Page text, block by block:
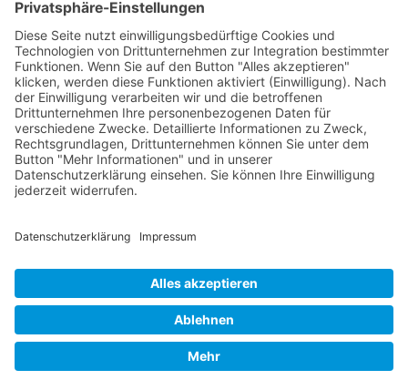
August 2026
Mo Di Mi Do Fr Sa
So
31 27 28 29 30 31 1
32 3 4 5 6 7 8
9
3310 11 12 13 14
3417 18
3631 1 2
© 2026 Basketball Regionalliga Südost e.V. Designed By
JoomShaper